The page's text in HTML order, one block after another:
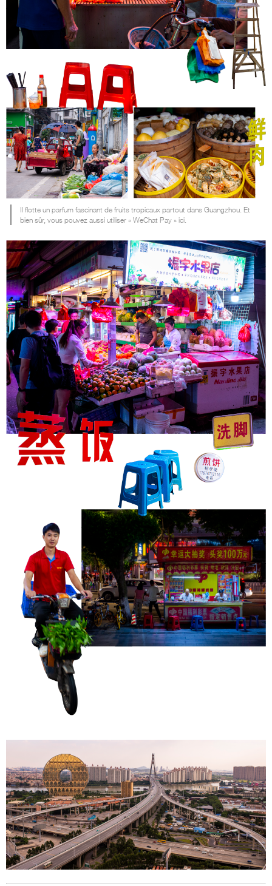
Il flotte un parfum fascinant de fruits tropicaux partout dans Guangzhou. Et
bien sûr, vous pouvez aussi utiliser « WeChat Pay » ici.